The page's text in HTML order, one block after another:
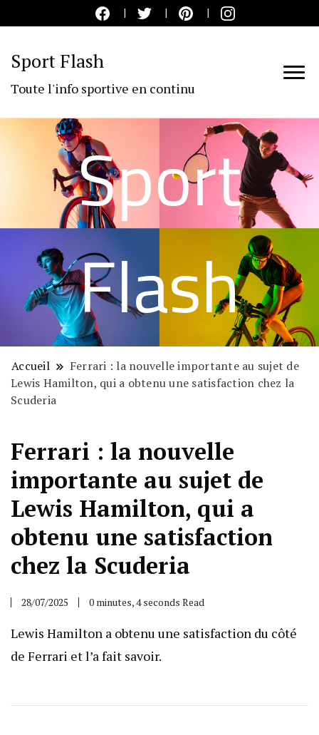
Sport Flash
Toute l'info sportive en continu
Sport
Flash
Accueil
Ferrari : la nouvelle importante au sujet de
Lewis Hamilton, qui a obtenu une satisfaction chez la
Scuderia
Ferrari : la nouvelle
importante au sujet de
Lewis Hamilton, qui a
obtenu une satisfaction
chez la Scuderia
28/07/2025 0 minutes, 4 seconds Read
Lewis Hamilton a obtenu une satisfaction du côté
de Ferrari et l’a fait savoir.